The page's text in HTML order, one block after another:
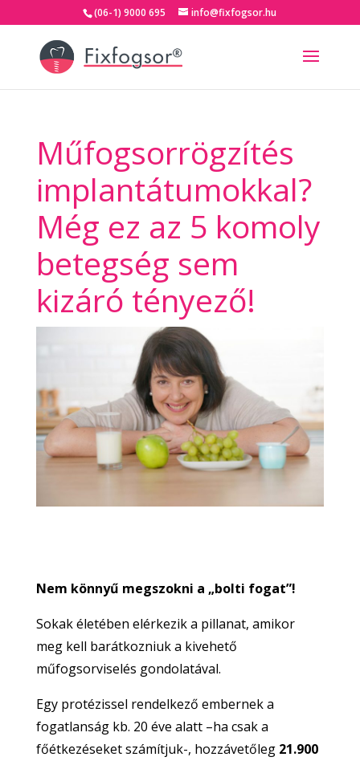
(06-1) 9000 695 info@fixfogsor.hu
Műfogsorrögzítés
implantátumokkal?
Még ez az 5 komoly
betegség sem
kizáró tényező!
Nem könnyű megszokni a „bolti fogat”!
Sokak életében elérkezik a pillanat, amikor
meg kell barátkozniuk a kivehető
műfogsorviselés gondolatával.
Egy protézissel rendelkező embernek a
fogatlanság kb. 20 éve alatt –ha csak a
főétkezéseket számítjuk-, hozzávetőleg 21.900